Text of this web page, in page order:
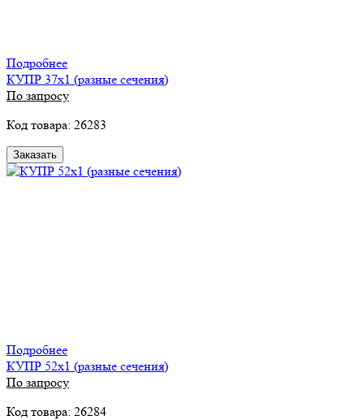
Подробнее
КУПР 37х1 (разные сечения)
По запросу
Код товара: 26283
Заказать
Подробнее
КУПР 52х1 (разные сечения)
По запросу
Код товара: 26284